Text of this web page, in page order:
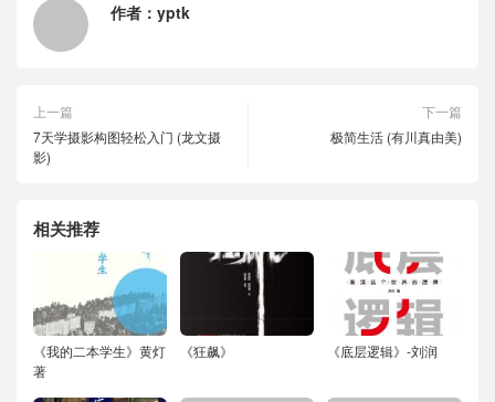
作者： yptk
上一篇
7天学摄影构图轻松入门 (龙文摄
影)
下一篇
极简生活 (有川真由美)
相关推荐
《我的二本学生》黄灯
著
《狂飙》 《底层逻辑》-刘润